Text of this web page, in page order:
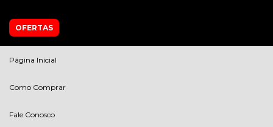
OFERTAS
Página Inicial
Como Comprar
Fale Conosco